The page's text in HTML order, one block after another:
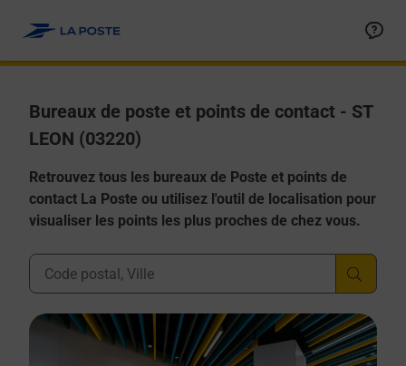
Bureaux de poste et points de contact - ST
LEON (03220)
Retrouvez tous les bureaux de Poste et points de
contact La Poste ou utilisez l'outil de localisation pour
visualiser les points les plus proches de chez vous.
Ville, Département, Code Postal